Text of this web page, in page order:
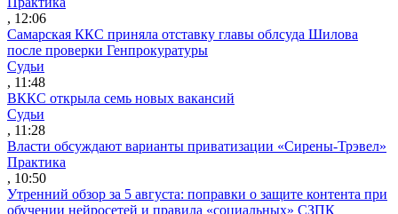
, 12:06
Самарская ККС приняла отставку главы облсуда Шилова
после проверки Генпрокуратуры
Судьи
, 11:48
ВККС открыла семь новых вакансий
Судьи
, 11:28
Власти обсуждают варианты приватизации «Сирены-Трэвел»
Практика
, 10:50
Утренний обзор за 5 августа: поправки о защите контента при
обучении нейросетей и правила «социальных» СЗПК